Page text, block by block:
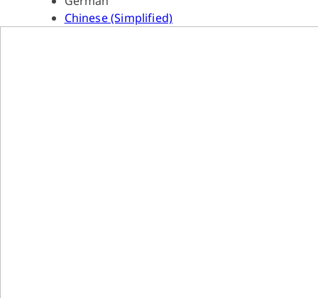
Chinese (Simplified)